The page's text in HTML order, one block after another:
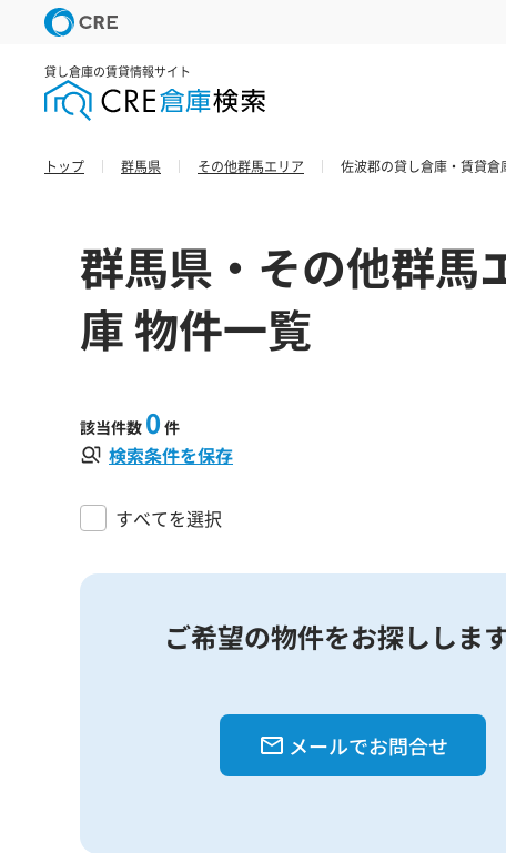
貸し倉庫の賃貸情報サイト
トップ 群馬県 その他群馬エリア 佐波郡の貸し倉庫・賃貸倉
群馬県・その他群馬
庫 物件一覧
該当件数 0 件
検索条件を保存
すべてを選択
ご希望の物件をお探ししま
メールでお問合せ